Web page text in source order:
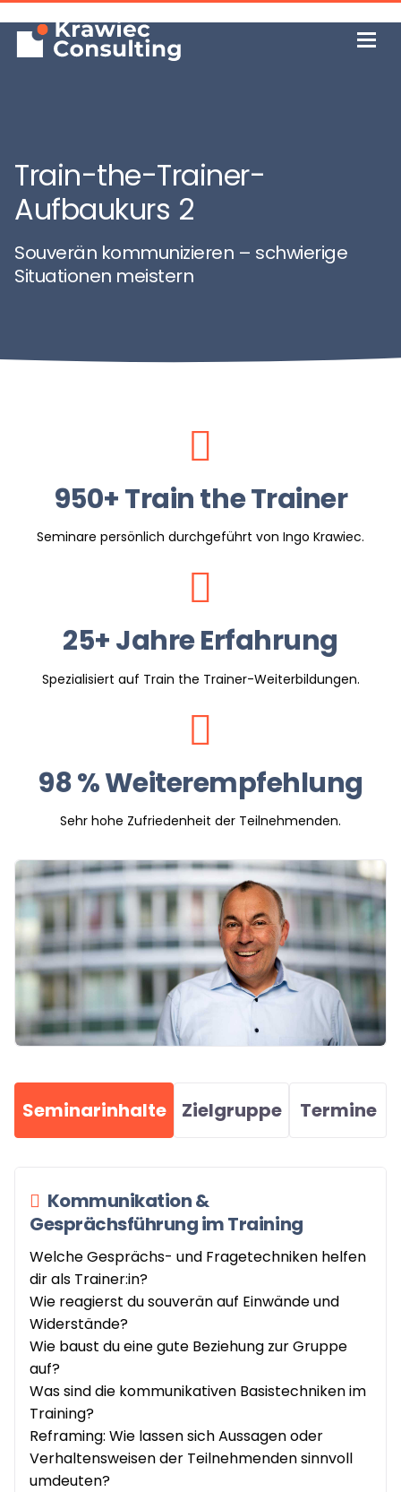
Train-the-Trainer-
Aufbaukurs 2
Souverän kommunizieren – schwierige
Situationen meistern
950+ Train the Trainer
Seminare persönlich durchgeführt von Ingo Krawiec.
25+ Jahre Erfahrung
Spezialisiert auf Train the Trainer-Weiterbildungen.
98 % Weiterempfehlung
Sehr hohe Zufriedenheit der Teilnehmenden.
Seminarinhalte Zielgruppe Termine
Kommunikation &
Gesprächsführung im Training
Welche Gesprächs- und Fragetechniken helfen
dir als Trainer:in?
Wie reagierst du souverän auf Einwände und
Widerstände?
Wie baust du eine gute Beziehung zur Gruppe
auf?
Was sind die kommunikativen Basistechniken im
Training?
Reframing: Wie lassen sich Aussagen oder
Verhaltensweisen der Teilnehmenden sinnvoll
umdeuten?